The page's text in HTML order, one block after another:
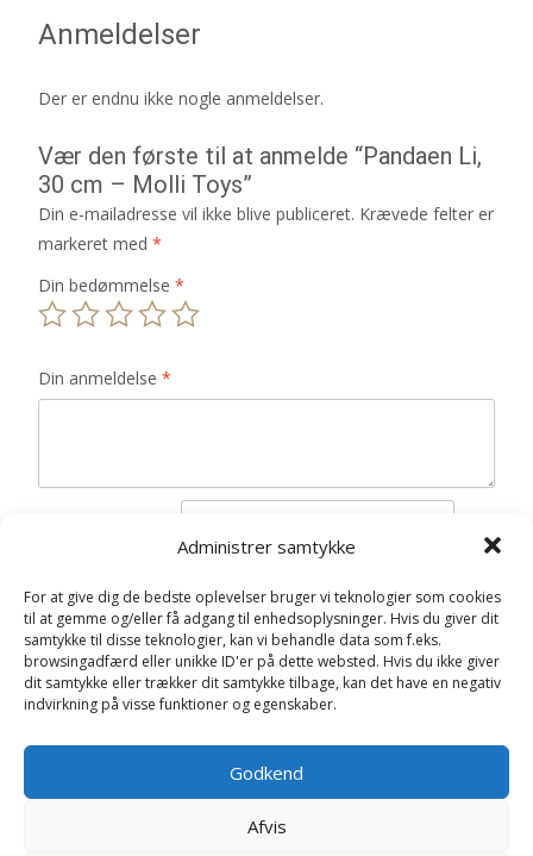
Administrer samtykke
For at give dig de bedste oplevelser bruger vi teknologier som cookies
til at gemme og/eller få adgang til enhedsoplysninger. Hvis du giver dit
samtykke til disse teknologier, kan vi behandle data som f.eks.
browsingadfærd eller unikke ID'er på dette websted. Hvis du ikke giver
dit samtykke eller trækker dit samtykke tilbage, kan det have en negativ
indvirkning på visse funktioner og egenskaber.
Godkend
Afvis
Anmeldelser
Der er endnu ikke nogle anmeldelser.
Vær den første til at anmelde “Pandaen Li,
30 cm – Molli Toys”
Din e-mailadresse vil ikke blive publiceret. Krævede felter er
markeret med *
Din bedømmelse *
Din anmeldelse *
Gem mit navn, mail og websted i denne browser til
næste gang jeg kommenterer.
Relaterede varer